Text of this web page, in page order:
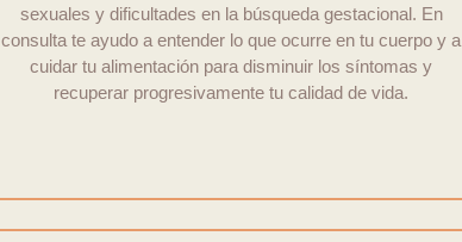
sexuales y dificultades en la búsqueda gestacional. En
consulta te ayudo a entender lo que ocurre en tu cuerpo y a
cuidar tu alimentación para disminuir los síntomas y
recuperar progresivamente tu calidad de vida.